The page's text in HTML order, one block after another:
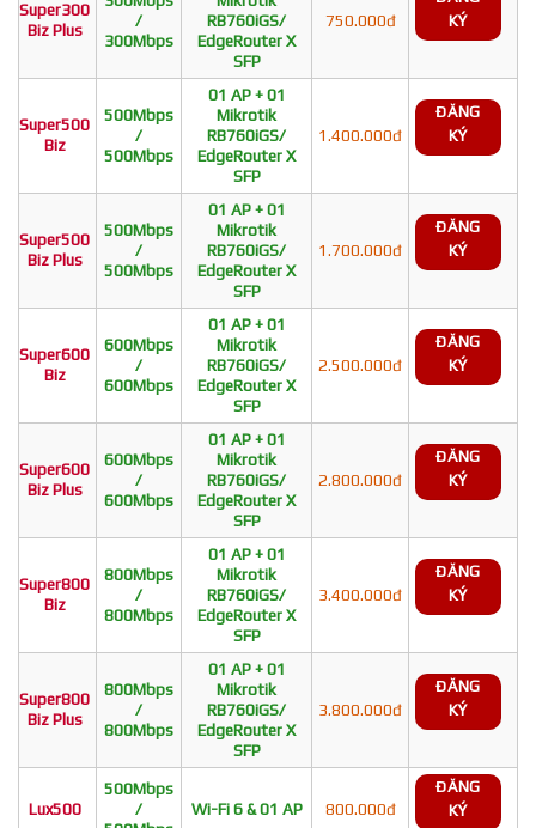
Super300
Biz Plus
/
300Mbps
RB760iGS/
EdgeRouter X
SFP
750.000đ
KÝ
Super500
Biz
500Mbps
/
500Mbps
01 AP + 01
Mikrotik
RB760iGS/
EdgeRouter X
SFP
1.400.000đ
ĐĂNG
KÝ
Super500
Biz Plus
500Mbps
/
500Mbps
01 AP + 01
Mikrotik
RB760iGS/
EdgeRouter X
SFP
1.700.000đ
ĐĂNG
KÝ
Super600
Biz
600Mbps
/
600Mbps
01 AP + 01
Mikrotik
RB760iGS/
EdgeRouter X
SFP
2.500.000đ
ĐĂNG
KÝ
Super600
Biz Plus
600Mbps
/
600Mbps
01 AP + 01
Mikrotik
RB760iGS/
EdgeRouter X
SFP
2.800.000đ
ĐĂNG
KÝ
Super800
Biz
800Mbps
/
800Mbps
01 AP + 01
Mikrotik
RB760iGS/
EdgeRouter X
SFP
3.400.000đ
ĐĂNG
KÝ
Super800
Biz Plus
800Mbps
/
800Mbps
01 AP + 01
Mikrotik
RB760iGS/
EdgeRouter X
SFP
3.800.000đ
ĐĂNG
KÝ
Lux500
500Mbps
/
Wi-Fi 6 & 01 AP 800.000đ
ĐĂNG
KÝ